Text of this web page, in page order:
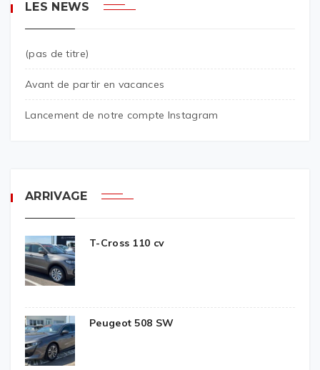
LES NEWS
(pas de titre)
Avant de partir en vacances
Lancement de notre compte Instagram
ARRIVAGE
T-Cross 110 cv
Peugeot 508 SW